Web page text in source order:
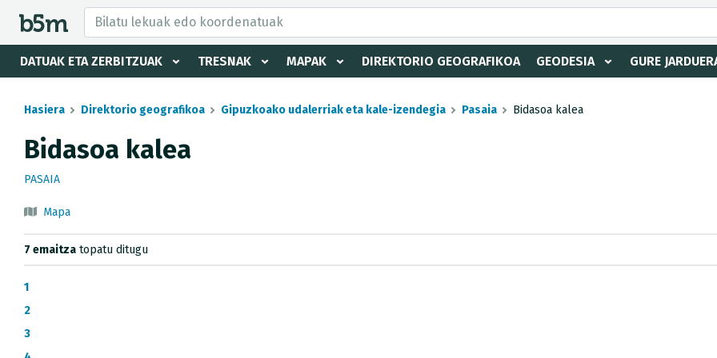
DATUAK ETA ZERBITZUAK TRESNAK MAPAK DIREKTORIO GEOGRAFIKOA GEODESIA GURE
eta direktorioa izkutatu
Hasiera Direktorio geografikoa Gipuzkoako udalerriak eta kale-izendegia Pasaia Bidasoa kalea
Bidasoa kalea
PASAIA
Mapa
7 emaitza topatu ditugu
1
2
3